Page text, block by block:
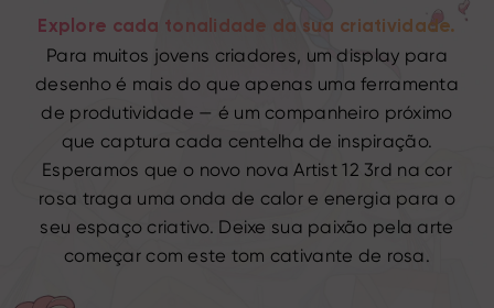
Explore cada tonalidade da sua criatividade.
Para muitos jovens criadores, um display para
desenho é mais do que apenas uma ferramenta
de produtividade — é um companheiro próximo
que captura cada centelha de inspiração.
Esperamos que o novo nova Artist 12 3rd na cor
rosa traga uma onda de calor e energia para o
seu espaço criativo. Deixe sua paixão pela arte
começar com este tom cativante de rosa.